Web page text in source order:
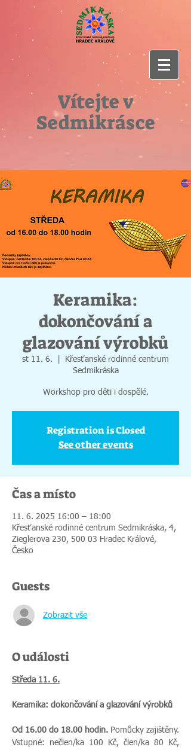
Vítejte v
Sedmikrásce
Keramika:
dokončování a
glazování výrobků
st 11. 6.
Křesťanské rodinné centrum
Sedmikráska
Workshop pro děti i dospělé.
Registration is Closed
See other events
Čas a místo
11. 6. 2025 16:00 – 18:00
Křesťanské rodinné centrum Sedmikráska, 4,
Zieglerova 230, 500 03 Hradec Králové,
Česko
Guests
Zobrazit vše
O události
Středa 11. 6.
Keramika: dokončování a glazování výrobků
Od 16.00 do 18.00 hodin. Pomůcky zajištěny.
Vstupné: nečlen/ka 100 Kč, člen/ka 80 Kč,